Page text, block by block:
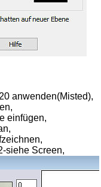
anwenden(Misted),
einfügen,
siehe Screen,